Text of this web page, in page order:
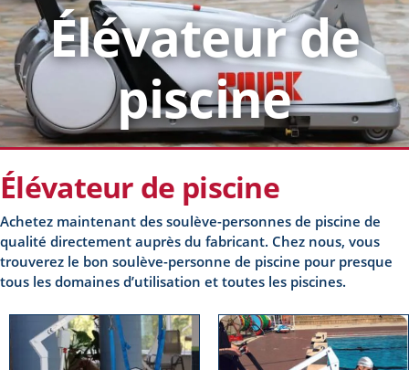
Élévateur de
piscine
Élévateur de piscine
Achetez maintenant des soulève-personnes de piscine de
qualité directement auprès du fabricant. Chez nous, vous
trouverez le bon soulève-personne de piscine pour presque
tous les domaines d’utilisation et toutes les piscines.